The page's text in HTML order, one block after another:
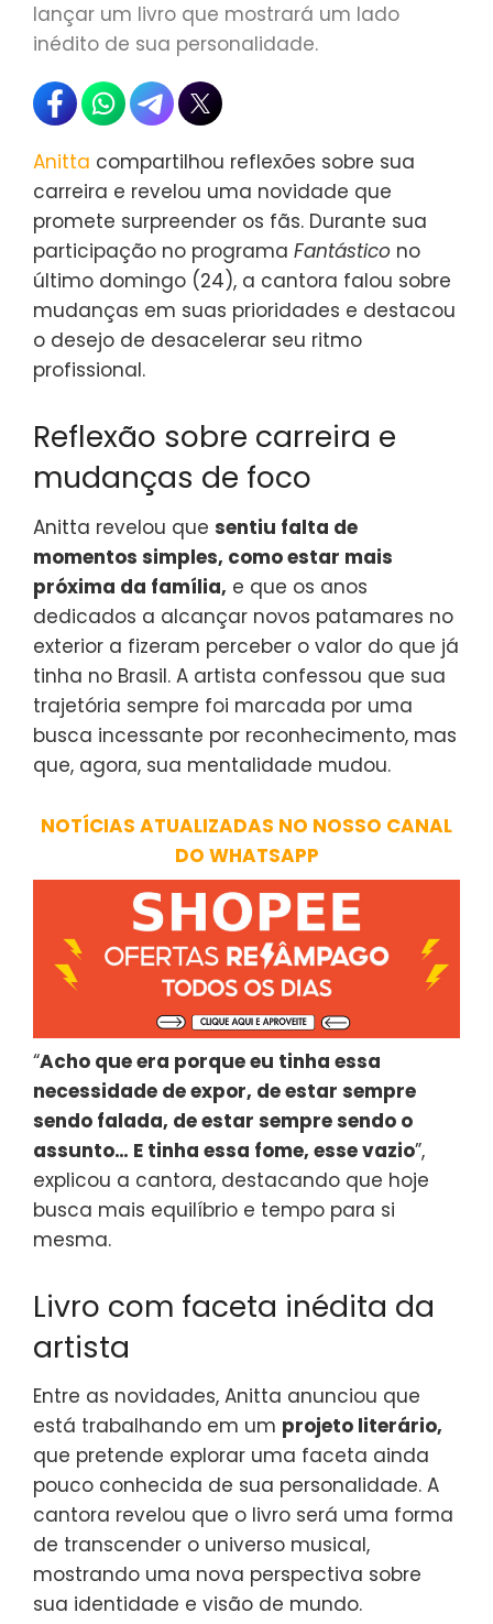
lançar um livro que mostrará um lado
inédito de sua personalidade.
Anitta compartilhou reflexões sobre sua
carreira e revelou uma novidade que
promete surpreender os fãs. Durante sua
participação no programa Fantástico no
último domingo (24), a cantora falou sobre
mudanças em suas prioridades e destacou
o desejo de desacelerar seu ritmo
profissional.
Reflexão sobre carreira e
mudanças de foco
Anitta revelou que sentiu falta de
momentos simples, como estar mais
próxima da família, e que os anos
dedicados a alcançar novos patamares no
exterior a fizeram perceber o valor do que já
tinha no Brasil. A artista confessou que sua
trajetória sempre foi marcada por uma
busca incessante por reconhecimento, mas
que, agora, sua mentalidade mudou.
NOTÍCIAS ATUALIZADAS NO NOSSO CANAL
DO WHATSAPP
“Acho que era porque eu tinha essa
necessidade de expor, de estar sempre
sendo falada, de estar sempre sendo o
assunto… E tinha essa fome, esse vazio”,
explicou a cantora, destacando que hoje
busca mais equilíbrio e tempo para si
mesma.
Livro com faceta inédita da
artista
Entre as novidades, Anitta anunciou que
está trabalhando em um projeto literário,
que pretende explorar uma faceta ainda
pouco conhecida de sua personalidade. A
cantora revelou que o livro será uma forma
de transcender o universo musical,
mostrando uma nova perspectiva sobre
sua identidade e visão de mundo.